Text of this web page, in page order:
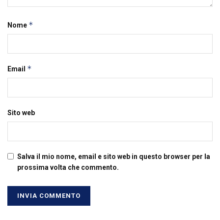
Nome *
Email *
Sito web
Salva il mio nome, email e sito web in questo browser per la
prossima volta che commento.